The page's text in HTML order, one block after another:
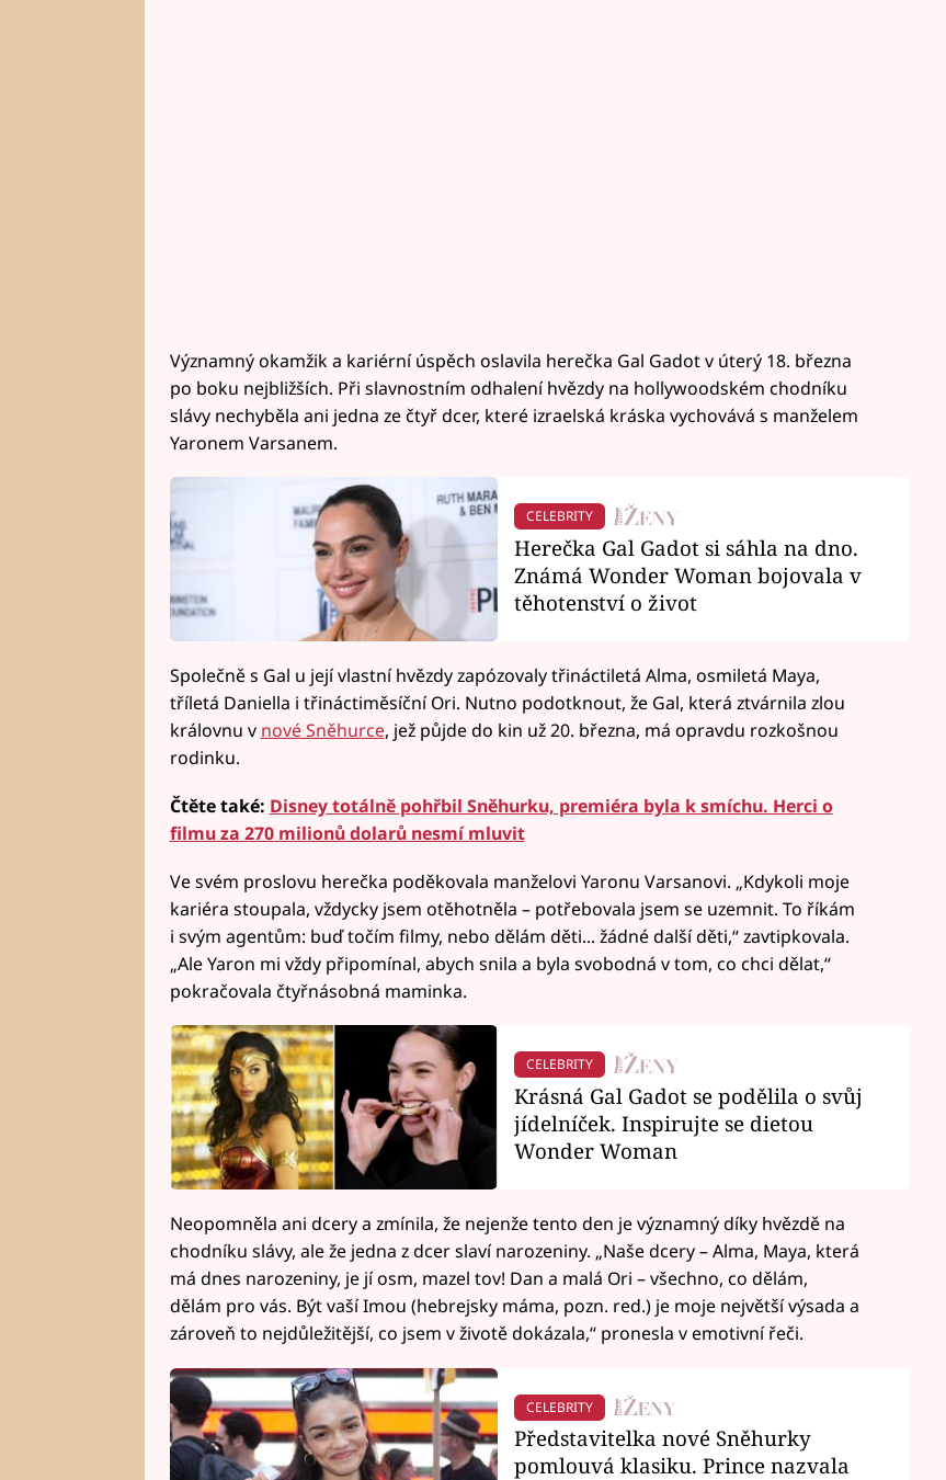
Významný okamžik a kariérní úspěch oslavila herečka Gal Gadot v úterý 18. března
po boku nejbližších. Při slavnostním odhalení hvězdy na hollywoodském chodníku
slávy nechyběla ani jedna ze čtyř dcer, které izraelská kráska vychovává s manželem
Yaronem Varsanem.
CELEBRITY
Herečka Gal Gadot si sáhla na dno.
Známá Wonder Woman bojovala v
těhotenství o život
Společně s Gal u její vlastní hvězdy zapózovaly třináctiletá Alma, osmiletá Maya,
tříletá Daniella i třináctiměsíční Ori. Nutno podotknout, že Gal, která ztvárnila zlou
královnu v nové Sněhurce, jež půjde do kin už 20. března, má opravdu rozkošnou
rodinku.
Čtěte také: Disney totálně pohřbil Sněhurku, premiéra byla k smíchu. Herci o
filmu za 270 milionů dolarů nesmí mluvit
Ve svém proslovu herečka poděkovala manželovi Yaronu Varsanovi. „Kdykoli moje
kariéra stoupala, vždycky jsem otěhotněla – potřebovala jsem se uzemnit. To říkám
i svým agentům: buď točím filmy, nebo dělám děti... žádné další děti,“ zavtipkovala.
„Ale Yaron mi vždy připomínal, abych snila a byla svobodná v tom, co chci dělat,“
pokračovala čtyřnásobná maminka.
CELEBRITY
Krásná Gal Gadot se podělila o svůj
jídelníček. Inspirujte se dietou
Wonder Woman
Neopomněla ani dcery a zmínila, že nejenže tento den je významný díky hvězdě na
chodníku slávy, ale že jedna z dcer slaví narozeniny. „Naše dcery – Alma, Maya, která
má dnes narozeniny, je jí osm, mazel tov! Dan a malá Ori – všechno, co dělám,
dělám pro vás. Být vaší Imou (hebrejsky máma, pozn. red.) je moje největší výsada a
zároveň to nejdůležitější, co jsem v životě dokázala,“ pronesla v emotivní řeči.
CELEBRITY
Představitelka nové Sněhurky
pomlouvá klasiku. Prince nazvala